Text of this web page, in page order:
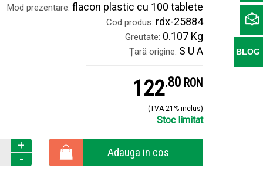
Mod prezentare: flacon plastic cu 100 tablete
Cod produs: rdx-25884
Greutate: 0.107 Kg
Țară origine: S U A
122.8 RON
(TVA 21% inclus)
Stoc limitat
+
-
Adauga in cos
BLOG